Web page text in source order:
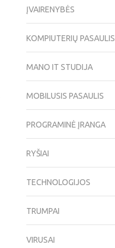
ĮVAIRENYBĖS
KOMPIUTERIŲ PASAULIS
MANO IT STUDIJA
MOBILUSIS PASAULIS
PROGRAMINĖ ĮRANGA
RYŠIAI
TECHNOLOGIJOS
TRUMPAI
VIRUSAI